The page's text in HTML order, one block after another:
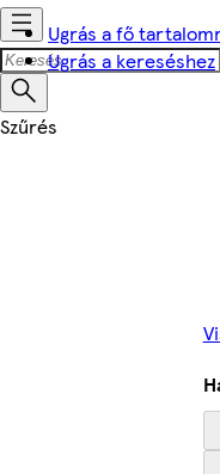
Ugrás a fő
Ugrás a kereséshez